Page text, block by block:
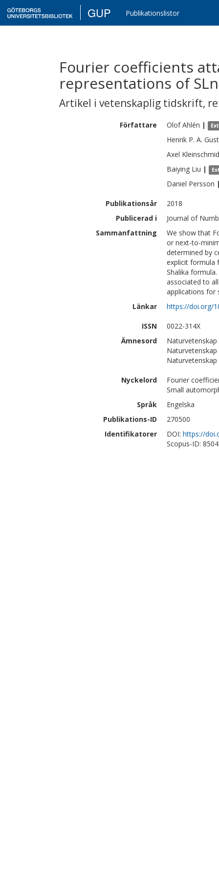
GUP Publikationslistor
Fourier coefficients
representations of
Artikel i vetenskaplig tidskrift,
Författare Olof Ahlén |
Henrik P. A.
Axel
Baiying Liu |
Daniel Persson
Publikationsår
2018
Publicerad i
Journal of
Sammanfattning
We show that
or next-to-
determined by
explicit formula
Shalika
associated to
applications for
Länkar
https://doi.org/
ISSN
0022-314X
Ämnesord
Nyckelord
Fourier
Small
Språk
Engelska
Publikations-ID
270500
Identifikatorer
DOI: https://
Scopus-ID: